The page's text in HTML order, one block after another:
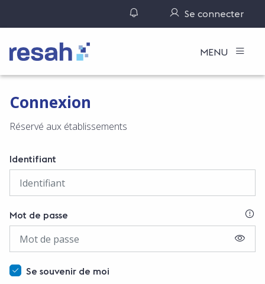
Gérer ses notifications
Se connecter
Logo Resah MENU
Connexion
Réservé aux établissements
Identifiant
Mot de passe
Se souvenir de moi